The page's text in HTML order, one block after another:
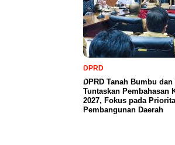
DPRD
DPRD Tanah Bumbu dan
Tuntaskan Pembahasan
2027, Fokus pada
Pembangunan Daerah